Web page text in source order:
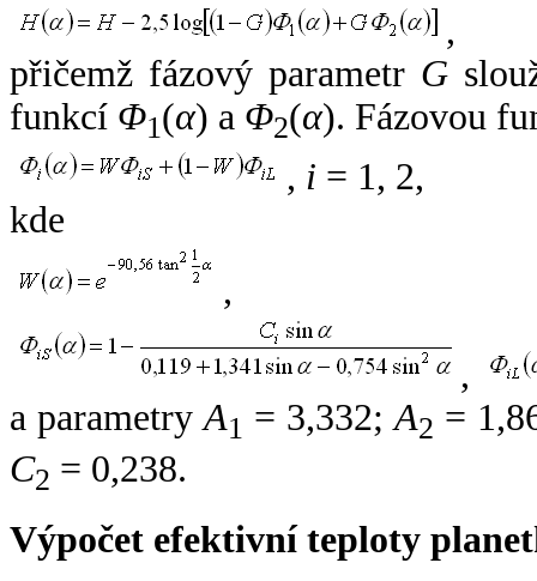
,
přičemž fázový parametr G
funkcí Φ1(α) a Φ2(α). Fázovou
, i = 1, 2,
kde
,
,
a parametryA1 = 3,332;A2 =
C2 = 0,238.
Výpočet efektivní teploty